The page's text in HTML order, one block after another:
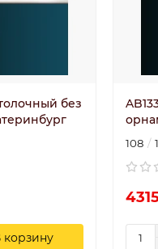
без
корзину
108